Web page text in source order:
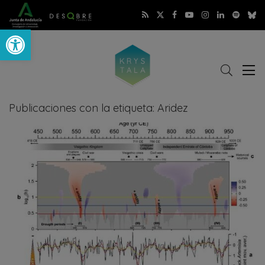
Abrir barra de herramientas
Buscar
Publicaciones con la etiqueta: Aridez